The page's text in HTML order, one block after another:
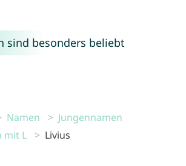
sind besonders beliebt
Namen
Jungennamen
mit L
Livius